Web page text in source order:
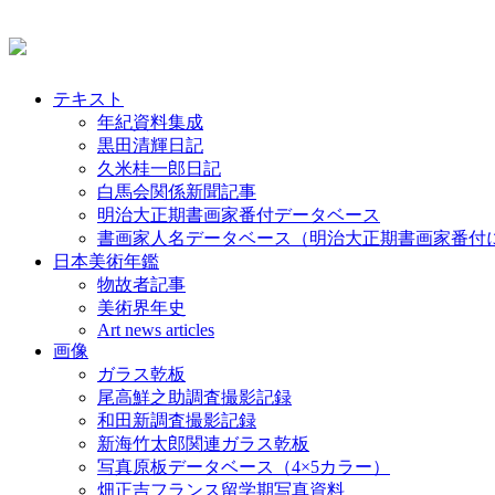
テキスト
年紀資料集成
黒田清輝日記
久米桂一郎日記
白馬会関係新聞記事
明治大正期書画家番付データベース
書画家人名データベース（明治大正期書画家番付
日本美術年鑑
物故者記事
美術界年史
Art news articles
画像
ガラス乾板
尾高鮮之助調査撮影記録
和田新調査撮影記録
新海竹太郎関連ガラス乾板
写真原板データベース（4×5カラー）
畑正吉フランス留学期写真資料